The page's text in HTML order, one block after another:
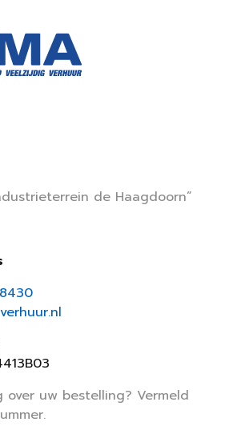
de Haagdoorn”
uw bestelling? Vermeld